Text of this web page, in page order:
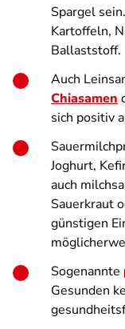
Spargel
Kartoffeln,
Ballaststoff.
Auch
Chiasamen
sich positiv
Joghurt,
auch
Sauerkraut
günstigen
Sogenannte
Gesunden